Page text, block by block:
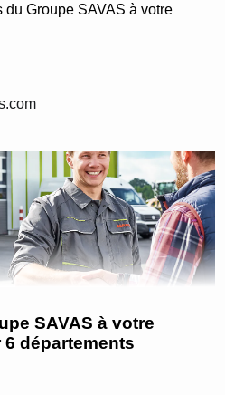
du Groupe SAVAS à votre
SAVAS à votre
départements